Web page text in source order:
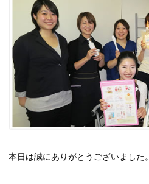
本日は誠にありがとうございました。